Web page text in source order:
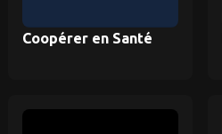
Coopérer en Santé